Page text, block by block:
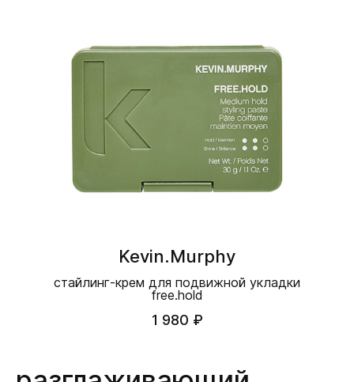
Kevin.Murphy
стайлинг-крем для подвижной укладки
free.hold
1 980 ₽